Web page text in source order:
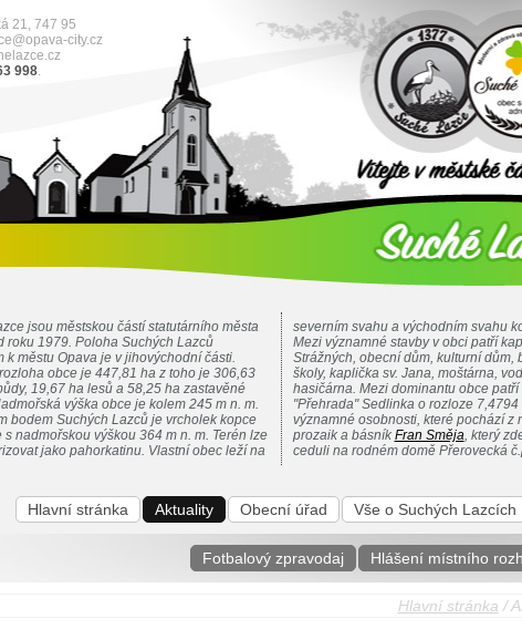
21, 747 95
city.cz
998.
jsou městskou částí statutárního města
roku 1979. Poloha Suchých Lazců
k městu Opava je v jihovýchodní části.
obce je 447,81 ha z toho je 306,63
19,67 ha lesů a 58,25 ha zastavěné
výška obce je kolem 245 m n. m.
bodem Suchých Lazců je vrcholek kopce
s nadmořskou výškou 364 m n. m. Terén lze
jako pahorkatinu. Vlastní obec leží na
severním svahu a východním svahu
Mezi významné stavby v obci patří
Strážných, obecní dům, kulturní dům,
školy, kaplička sv. Jana, moštárna,
hasičárna. Mezi dominantu obce
"Přehrada" Sedlinka o rozloze 7,4794
významné osobnosti, které pochází z
prozaik a básník Fran Směja, který
ceduli na rodném domě Přerovecká
Hlavní stránka Aktuality
Fotbalový zpravodaj Hlášení místního
Obecní úřad Vše o Suchých Lazcích
Hlavní stránka /